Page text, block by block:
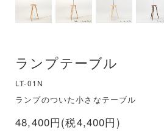
ランプテーブル
LT-01N
ランプのついた小さなテーブル
48,400円(税4,400円)